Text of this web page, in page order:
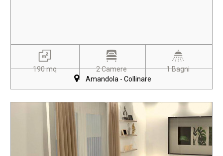
190 mq 2 Camere
1 Bagni
Amandola - Collinare